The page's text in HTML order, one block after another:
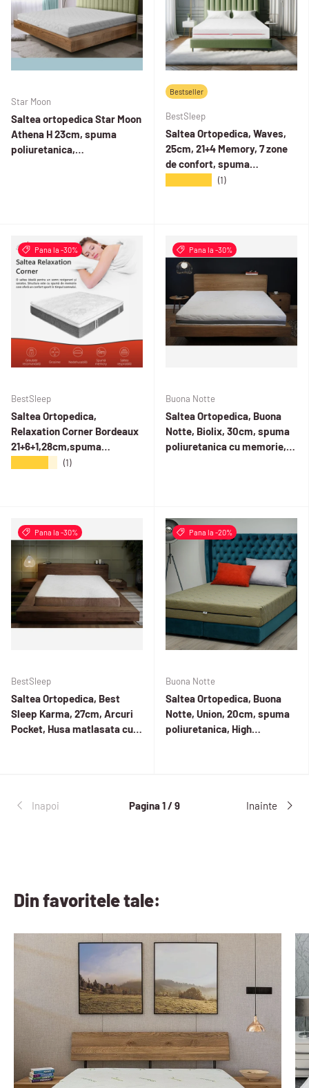
Star Moon
Saltea ortopedica Star Moon
Athena H 23cm, spuma
poliuretanica,
Bestseller
BestSleep
Saltea Ortopedica, Waves,
25cm, 21+4 Memory, 7 zone
de confort, spuma
poliuretanica cu memorie,
(1)
Pana la -30%
BestSleep
Saltea Ortopedica,
Relaxation Corner Bordeaux
21+6+1,28cm,spuma
Poliuretanica cu
(1)
Pana la -30%
Buona Notte
Saltea Ortopedica, Buona
Notte, Biolix, 30cm, spuma
poliuretanica cu memorie,
Pana la -30%
BestSleep
Saltea Ortopedica, Best
Sleep Karma, 27cm, Arcuri
Pocket, Husa matlasata cu
Pana la -20%
Buona Notte
Saltea Ortopedica, Buona
Notte, Union, 20cm, spuma
poliuretanica, High
Inapoi Pagina 1 / 9 Inainte
Din favoritele tale: